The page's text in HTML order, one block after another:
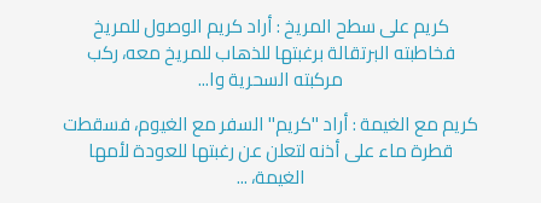
كريم على سطح المريخ : أراد كريم الوصول للمريخ
فخاطبته البرتقالة برغبتها للذهاب للمريخ معه، ركب
مركبته السحرية وا...
كريم مع الغيمة : أراد "كريم" السفر مع الغيوم، فسقطت
قطرة ماء على أذنه لتعلن عن رغبتها للعودة لأمها
الغيمة، ...